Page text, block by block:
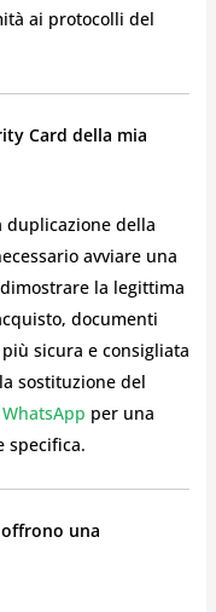
ai protocolli del
Card della mia
duplicazione della
avviare una
la legittima
documenti
sicura e consigliata
sostituzione del
per una
specifica.
offrono una